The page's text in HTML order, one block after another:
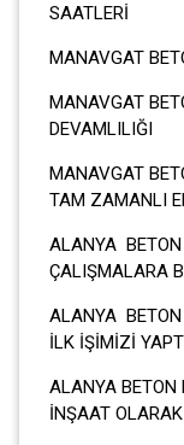
SAATLERİ
MANAVGAT
MANAVGAT
DEVAMLILIĞI
MANAVGAT
TAM ZAMANLI
ALANYA
ÇALIŞMALARA
ALANYA
İLK İŞİMİZİ
ALANYA BETON
İNŞAAT